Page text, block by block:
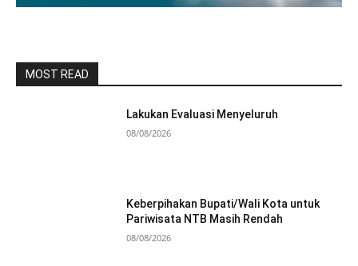
MOST READ
Lakukan Evaluasi Menyeluruh
08/08/2026
Keberpihakan Bupati/Wali Kota untuk
Pariwisata NTB Masih Rendah
08/08/2026